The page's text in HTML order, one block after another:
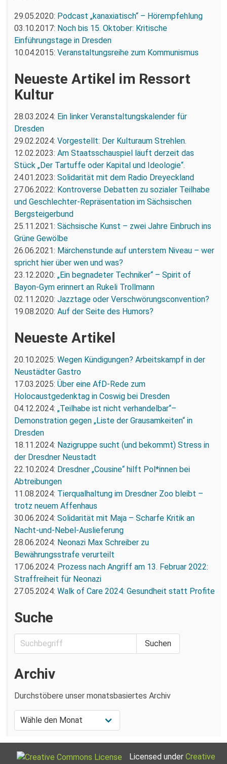
29.05.2020: Podcast „kanaxiatisch“ – Hörempfehlung
03.10.2017: Noch bis 15. Oktober: Kritische
Einführungstage in Dresden
10.04.2015: Veranstaltungsreihe zum Kommunismus
Neueste Artikel im Ressort
Kultur
28.03.2024: Ein linker Veranstaltungskalender für
Dresden
29.02.2024: Vorgestellt: Der Kulturaum Strehlen.
12.02.2023: Am Staatsschauspiel läuft derzeit das
Stück „Der Tartuffe oder Kapital und Ideologie“.
24.01.2023: Solidarität mit dem Radio Dreyeckland
27.06.2022: Kontroverse Debatten zu sozialer Teilhabe
und Geschlechter-Repräsentation im Sächsischen
Bergsteigerbund
25.11.2021: Sächsische Kunst – zwei Jahre Einbruch ins
Grüne Gewölbe
26.06.2021: Märchenstunde auf unterstem Niveau – wer
spricht hier über wen und was?
23.12.2020: „Ein begnadeter Techniker“ – Spirit of
Bayon-Gym erinnert an Rukeli Trollmann
02.11.2020: Jazztage oder Verschwörungsconvention?
19.08.2020: Auf der Seite des Humors?
Neueste Artikel
20.10.2025: Wegen Kündigungen? Arbeitskampf in der
Neustädter Gastro
17.03.2025: Über eine AfD-Rede zum
Holocaustgedenktag in Coswig bei Dresden
04.12.2024: „Teilhabe ist nicht verhandelbar“–
Demonstration gegen „Liste der Grausamkeiten“ in
Dresden
18.11.2024: Nazigruppe sucht (und bekommt) Stress in
der Dresdner Neustadt
22.10.2024: Dresdner „Cousine“ hilft Pol*innen bei
Abtreibungen
11.08.2024: Tierqualhaltung im Dresdner Zoo bleibt –
trotz neuem Affenhaus
30.06.2024: Solidarität mit Maja – Scharfe Kritik an
Nacht-und-Nebel-Auslieferung
28.06.2024: Neonazi Max Schreiber zu
Bewährungsstrafe verurteilt
17.06.2024: Prozess nach Angriff am 13. Februar 2022:
Straffreiheit für Neonazi
27.05.2024: Walk of Care 2024: Gesundheit statt Profite
Suche
Archiv
Durchstöbere unser monatsbasiertes Archiv
Licensed under Creative